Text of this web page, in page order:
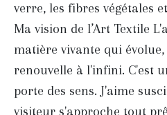
verre, les fibres végétales
Ma vision de l’Art Textile
matière vivante qui
renouvelle à l'infini. C'est
porte des sens. J'aime
visiteur s'approche tout